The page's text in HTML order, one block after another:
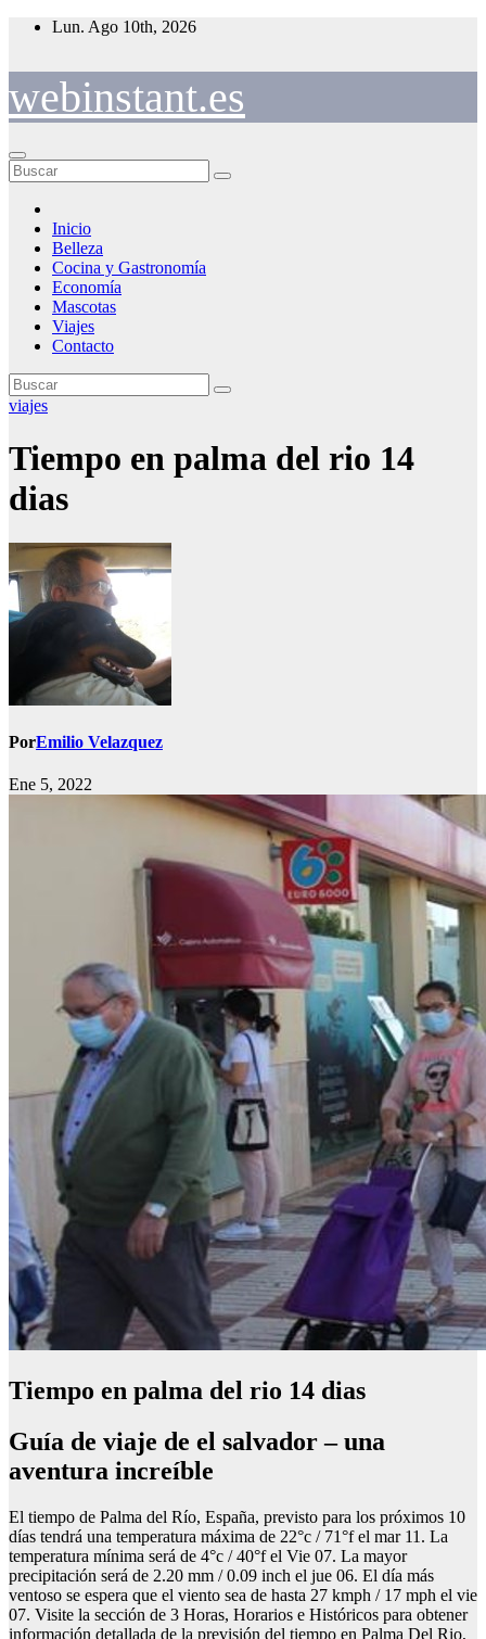
Saltar
Lun. Ago 10th, 2026
webinstant.es
Inicio
Belleza
Cocina y Gastronomía
Economía
Mascotas
Viajes
Contacto
viajes
Tiempo en palma del rio 14
dias
PorEmilio Velazquez
Ene 5, 2022
Tiempo en palma del rio 14 dias
Guía de viaje de el salvador – una
aventura increíble
El tiempo de Palma del Río, España, previsto para los próximos 10
días tendrá una temperatura máxima de 22°c / 71°f el mar 11. La
temperatura mínima será de 4°c / 40°f el Vie 07. La mayor
precipitación será de 2.20 mm / 0.09 inch el jue 06. El día más
ventoso se espera que el viento sea de hasta 27 kmph / 17 mph el vie
07. Visite la sección de 3 Horas, Horarios e Históricos para obtener
información detallada de la previsión del tiempo en Palma Del Rio,